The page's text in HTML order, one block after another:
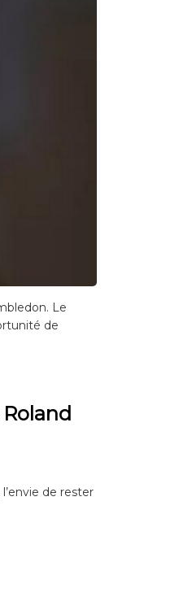
Le
de
de rester